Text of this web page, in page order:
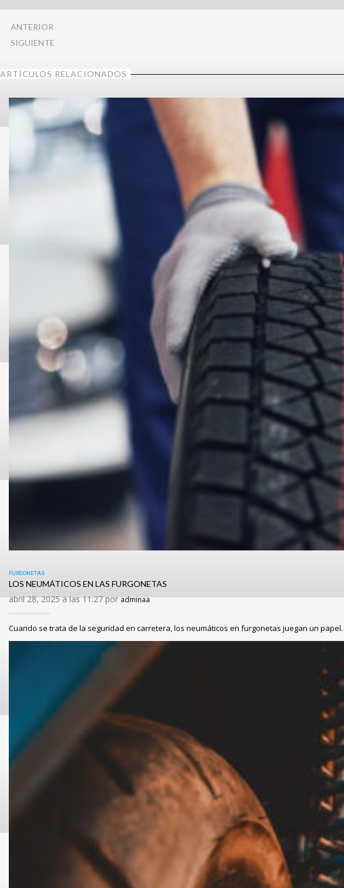
ANTERIOR
SIGUIENTE
ARTÍCULOS RELACIONADOS
FURGONETAS
LOS NEUMÁTICOS EN LAS FURGONETAS
abril 28, 2025 a las 11:27 poradminaa
Cuando se trata de la seguridad en carretera, los neumáticos en furgonetas juegan un